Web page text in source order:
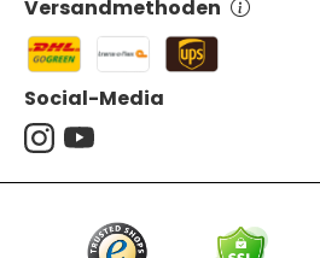
Versandmethoden
Social-Media